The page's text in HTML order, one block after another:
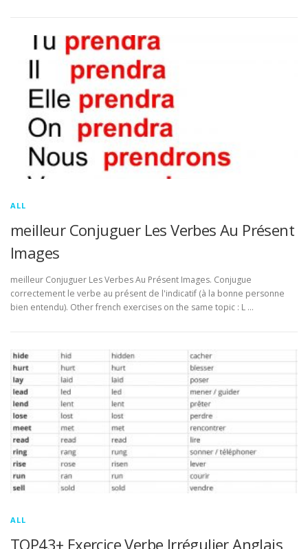
ALL
meilleur Conjuguer Les Verbes Au Présent
Images
meilleur Conjuguer Les Verbes Au Présent Images. Conjugue
correctement le verbe au présent de l'indicatif (à la bonne personne
bien entendu). Other french exercises on the same topic : L …
ALL
TOP43+ Exercice Verbe Irrégulier Anglais